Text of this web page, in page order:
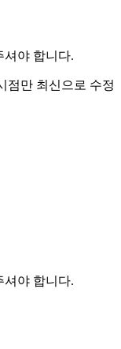
셔야 합니다.
점만 최신으로 수정
셔야 합니다.